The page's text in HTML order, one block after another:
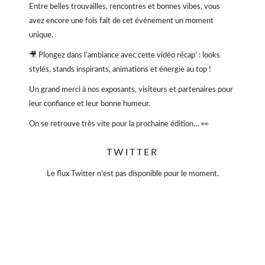
Entre belles trouvailles, rencontres et bonnes vibes, vous
avez encore une fois fait de cet événement un moment
unique.
🎥 Plongez dans l’ambiance avec cette vidéo récap’ : looks
stylés, stands inspirants, animations et énergie au top !
Un grand merci à nos exposants, visiteurs et partenaires pour
leur confiance et leur bonne humeur.
On se retrouve très vite pour la prochaine édition… 👀
Vidéo
TWITTER
Le flux Twitter n’est pas disponible pour le moment.